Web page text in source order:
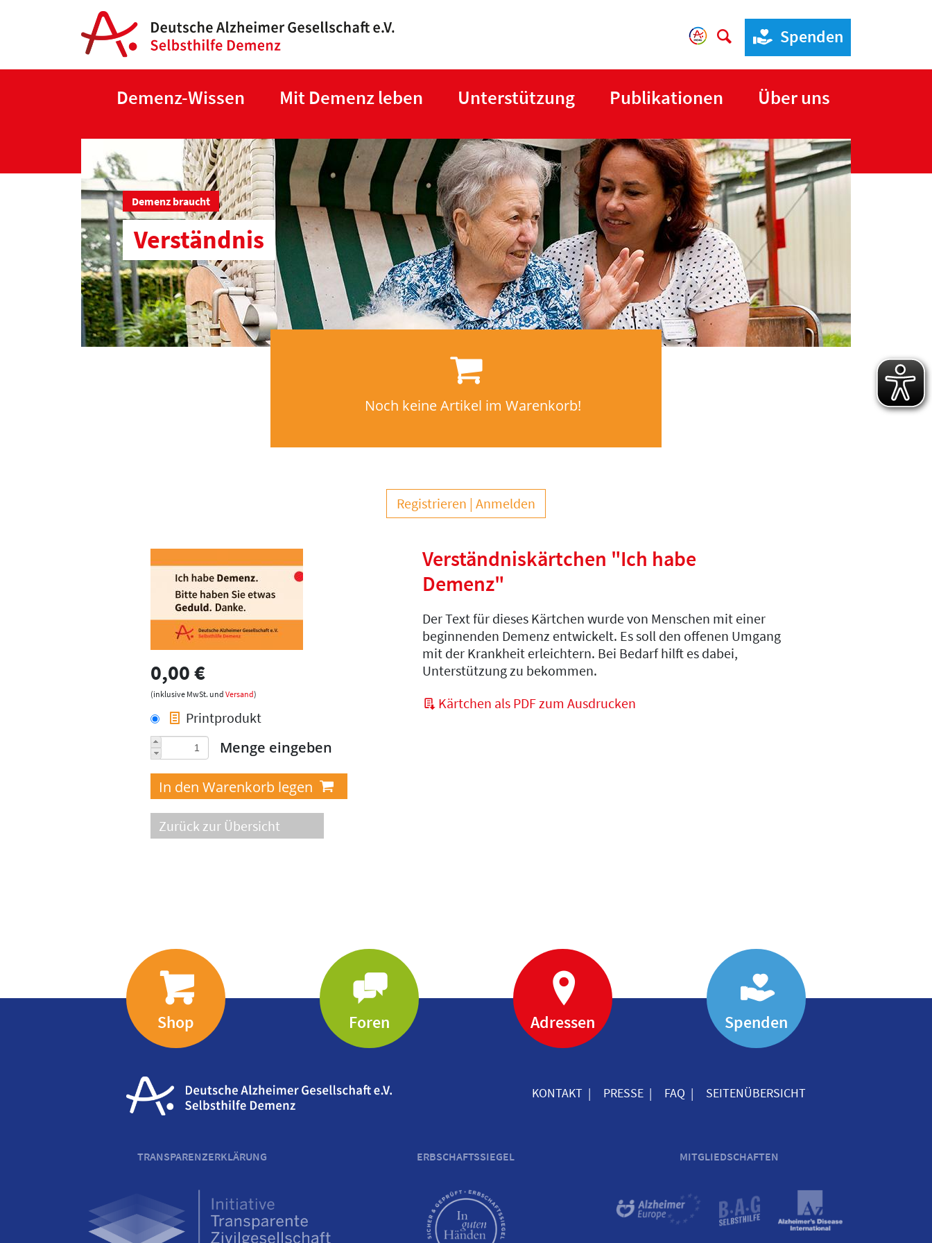
Spenden
Demenz-Wissen Mit Demenz leben Unterstützung Publikationen Über uns
Demenz braucht
Verständnis
Noch keine Artikel im Warenkorb!
Registrieren Anmelden
0,00 €
(inklusive MwSt. und Versand)
Printprodukt
Menge eingeben
Zurück zur Übersicht
Verständniskärtchen "Ich habe
Demenz"
Der Text für dieses Kärtchen wurde von Menschen mit einer
beginnenden Demenz entwickelt. Es soll den offenen Umgang
mit der Krankheit erleichtern. Bei Bedarf hilft es dabei,
Unterstützung zu bekommen.
Kärtchen als PDF zum Ausdrucken
Shop Foren Adressen Spenden
KONTAKT PRESSE FAQ SEITENÜBERSICHT
TRANSPARENZERKLÄRUNG ERBSCHAFTSSIEGEL MITGLIEDSCHAFTEN